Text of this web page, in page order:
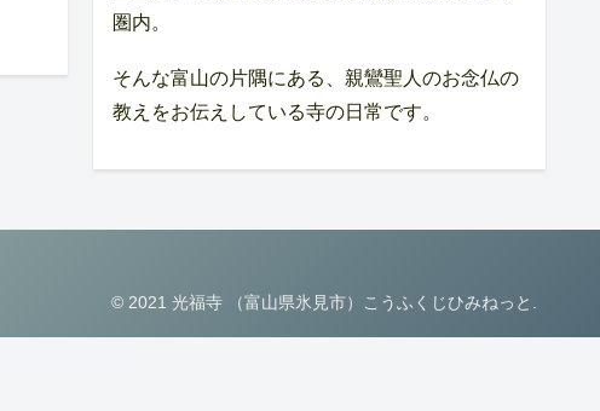
圏内。
そんな富山の片隅にある、親鸞聖人のお念仏の
教えをお伝えしている寺の日常です。
© 2021 光福寺 （富山県氷見市）こうふくじひみねっと.